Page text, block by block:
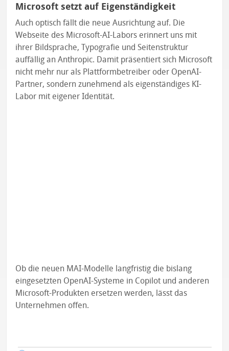
Microsoft setzt auf Eigenständigkeit
Auch optisch fällt die neue Ausrichtung auf. Die
Webseite des Microsoft-AI-Labors erinnert uns mit
ihrer Bildsprache, Typografie und Seitenstruktur
auffällig an Anthropic. Damit präsentiert sich Microsoft
nicht mehr nur als Plattformbetreiber oder OpenAI-
Partner, sondern zunehmend als eigenständiges KI-
Labor mit eigener Identität.
Ob die neuen MAI-Modelle langfristig die bislang
eingesetzten OpenAI-Systeme in Copilot und anderen
Microsoft-Produkten ersetzen werden, lässt das
Unternehmen offen.